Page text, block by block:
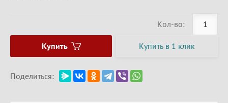
Кол-во:
Купить Купить в 1 клик
Поделиться: